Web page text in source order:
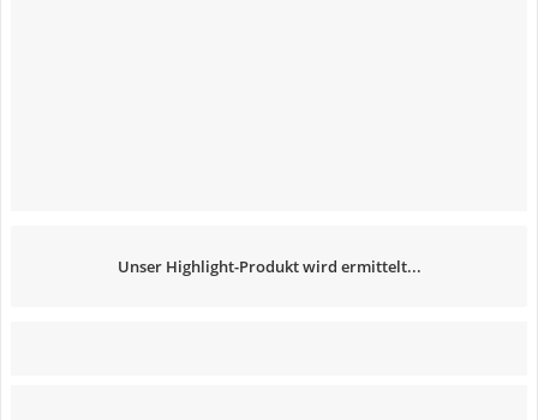
Unser Highlight-Produkt wird ermittelt...